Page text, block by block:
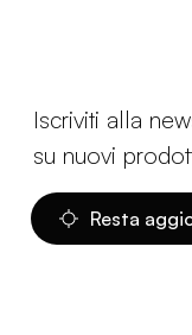
Iscriviti alla
su nuovi
Resta